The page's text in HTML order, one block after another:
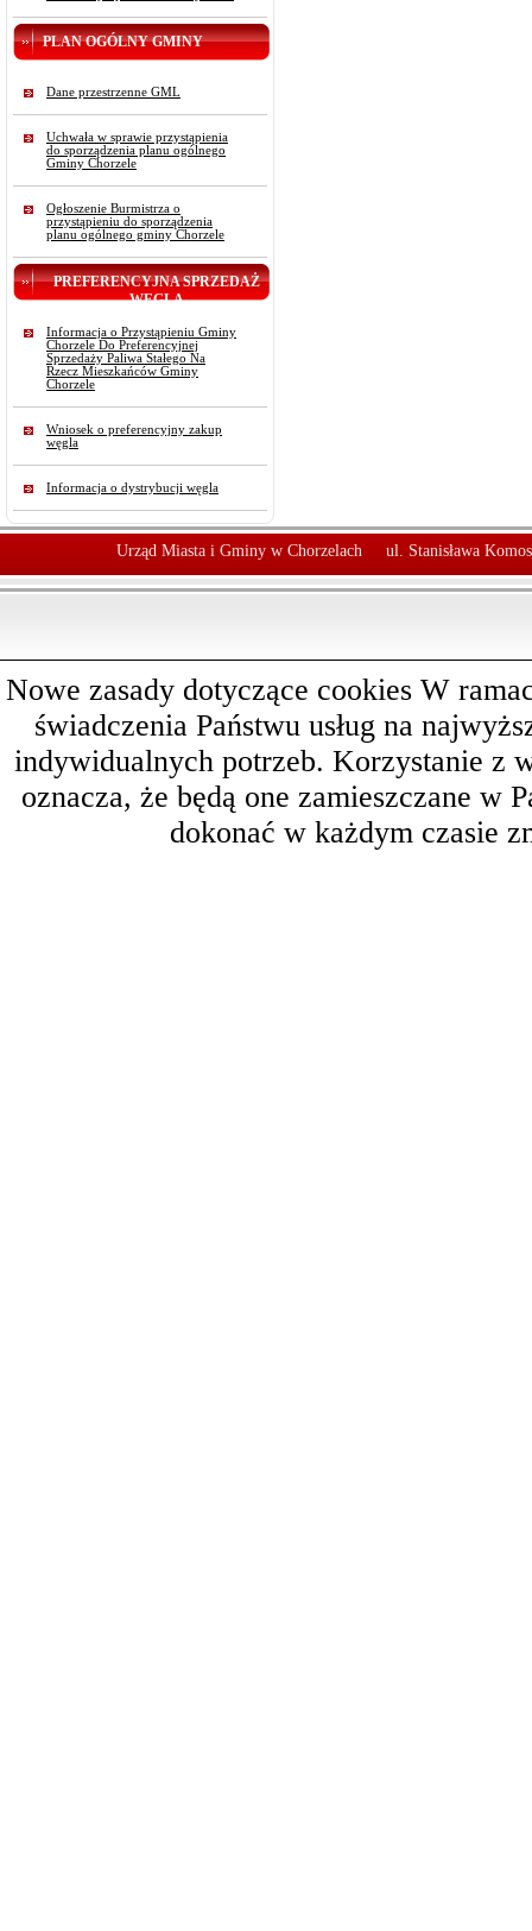
PLAN OGÓLNY GMINY
Dane przestrzenne GML
Uchwała w sprawie przystąpienia
do sporządzenia planu ogólnego
Gminy Chorzele
Ogłoszenie Burmistrza o
przystąpieniu do sporządzenia
planu ogólnego gminy Chorzele
PREFERENCYJNA SPRZEDAŻ
WĘGLA
Informacja o Przystąpieniu Gminy
Chorzele Do Preferencyjnej
Sprzedaży Paliwa Stałego Na
Rzecz Mieszkańców Gminy
Chorzele
Wniosek o preferencyjny zakup
węgla
Informacja o dystrybucji węgla
Urząd Miasta i Gminy w Chorzelach ul. Stanisława
Nowe zasady dotyczące cookies W
świadczenia Państwu usług na
indywidualnych potrzeb. Korzystanie z
oznacza, że będą one zamieszczane w
dokonać w każdym czasie